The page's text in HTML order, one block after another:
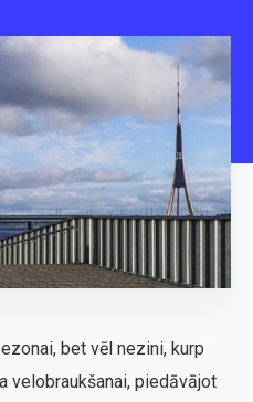
bet vēl nezini, kurp
velobraukšanai, piedāvājot